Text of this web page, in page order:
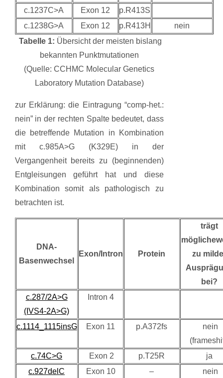
c.1237C>A
Exon 12
p.R413S
c.1238G>A
Exon 12 p.R413H
nein
Tabelle 1: Übersicht der meisten bislang
bekannten Punktmutationen
(Quelle: CCHMC Molecular Genetics
Laboratory Mutation Database)
zur Erklärung: die Eintragung “comp-het.:
nein” in der rechten Spalte bedeutet, dass
die betreffende Mutation in Kombination
mit c.985A>G (K329E) in der
Vergangenheit bereits zu (beginnenden)
Entgleisungen geführt hat und diese
Kombination somit als pathologisch zu
betrachten ist.
DNA-
Basenwechsel
Exon/Intron Protein
trägt
zu
bei?
c.287/2A>G
(IVS4-2A>G)
Intron 4
c.1114_1115insG Exon 11 p.A372fs
nein
c.74C>G
Exon 2 p.T25R
ja
c.927delC
Exon 10 –
nein